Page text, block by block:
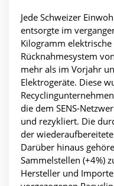
Jede Schweizer
entsorgte im
Kilogramm
Rücknahmesystem
mehr als im Vorjahr
Elektrogeräte. Diese
die dem SENS-
und rezykliert. Die
der
Darüber hinaus
Sammelstellen (+4%)
Hersteller und